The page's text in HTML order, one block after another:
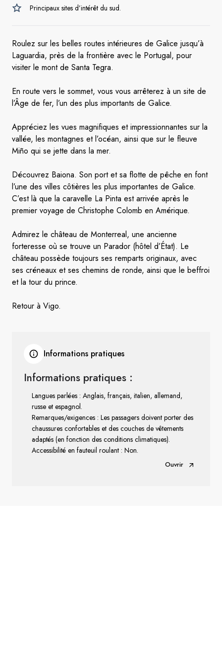
Principaux sites d’intérêt du sud.
Roulez sur les belles routes intérieures de Galice jusqu’à
Laguardia, près de la frontière avec le Portugal, pour
visiter le mont de Santa Tegra.
En route vers le sommet, vous vous arrêterez à un site de
l’Âge de fer, l’un des plus importants de Galice.
Appréciez les vues magnifiques et impressionnantes sur la
vallée, les montagnes et l’océan, ainsi que sur le fleuve
Miño qui se jette dans la mer.
Découvrez Baiona. Son port et sa flotte de pêche en font
l’une des villes côtières les plus importantes de Galice.
C’est là que la caravelle La Pinta est arrivée après le
premier voyage de Christophe Colomb en Amérique.
Admirez le château de Monterreal, une ancienne
forteresse où se trouve un Parador (hôtel d’État). Le
château possède toujours ses remparts originaux, avec
ses créneaux et ses chemins de ronde, ainsi que le beffroi
et la tour du prince.
Retour à Vigo.
Informations pratiques
Informations pratiques :
Langues parlées : Anglais, français, italien, allemand,
russe et espagnol.
Remarques/exigences : Les passagers doivent porter des
chaussures confortables et des couches de vêtements
adaptés (en fonction des conditions climatiques).
Accessibilité en fauteuil roulant : Non.
Ouvrir